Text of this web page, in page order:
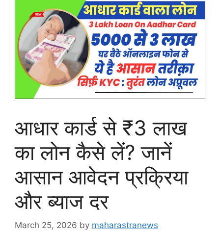
आधार कार्ड से ₹3 लाख
का लोन कैसे लें? जानें
आसान आवेदन प्रक्रिया
और ब्याज दर
March 25, 2026 by maharastranews